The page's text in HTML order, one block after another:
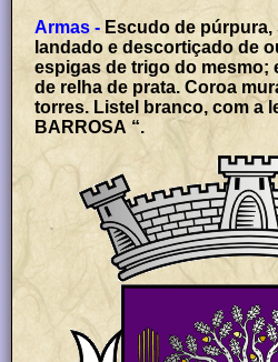
Armas - Escudo de
landado e descortiçado de
espigas de trigo do mesmo;
de relha de prata. Coroa
torres. Listel branco, com a
BARROSA “.